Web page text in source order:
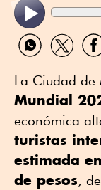
Compartir
por
Compartir
por
por
La Ciudad de
Mundial
económica
turistas
estimada
de pesos,